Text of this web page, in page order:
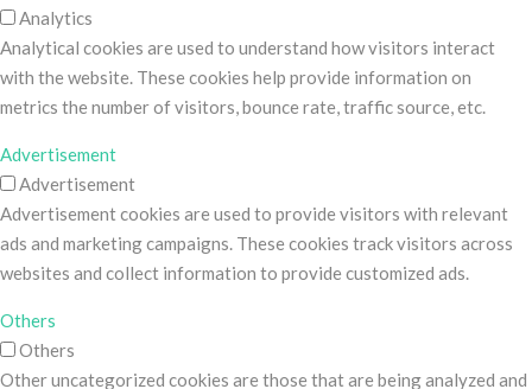
Analytics
Analytical cookies are used to understand how visitors interact
with the website. These cookies help provide information on
metrics the number of visitors, bounce rate, traffic source, etc.
Advertisement
Advertisement
Advertisement cookies are used to provide visitors with relevant
ads and marketing campaigns. These cookies track visitors across
websites and collect information to provide customized ads.
Others
Others
Other uncategorized cookies are those that are being analyzed and